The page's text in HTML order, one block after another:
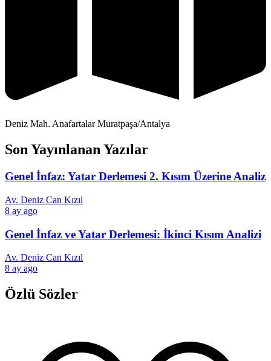
Deniz Mah. Anafartalar Muratpaşa/Antalya
Son Yayınlanan Yazılar
Genel İnfaz: Yatar Derlemesi 2. Kısım Üzerine Analiz
Av. Deniz Can Kızıl
8 ay ago
Genel İnfaz ve Yatar Derlemesi: İkinci Kısım Analizi
Av. Deniz Can Kızıl
8 ay ago
Özlü Sözler